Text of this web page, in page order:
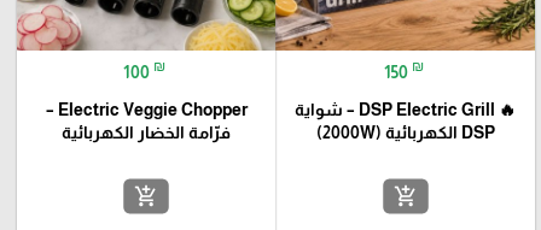
150 ₪
🔥 DSP Electric Grill – شواية
DSP الكهربائية (2000W)
add_shopping_cart
100 ₪
Electric Veggie Chopper –
فرّامة الخضار الكهربائية
add_shopping_cart